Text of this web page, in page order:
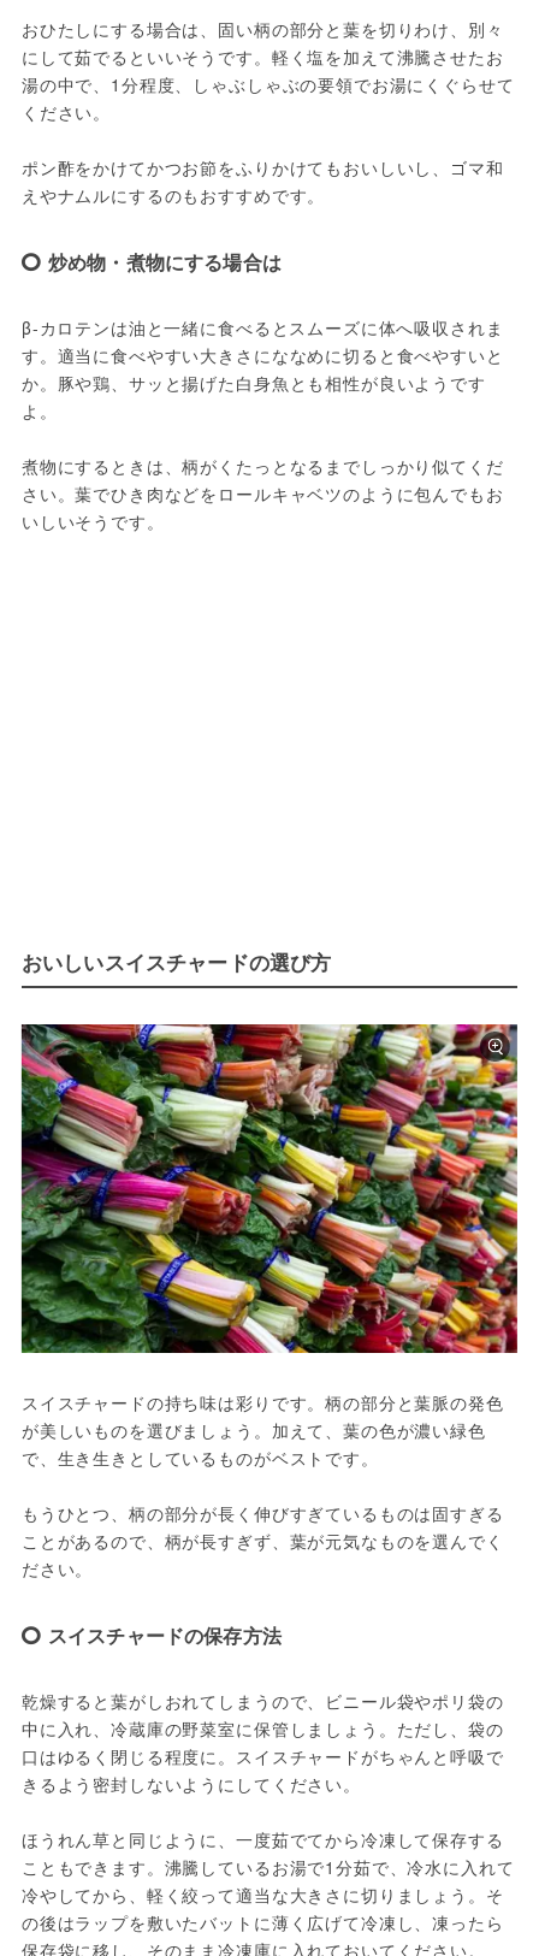
おひたしにする場合は、固い柄の部分と葉を切りわけ、別々
にして茹でるといいそうです。軽く塩を加えて沸騰させたお
湯の中で、1分程度、しゃぶしゃぶの要領でお湯にくぐらせて
ください。
ポン酢をかけてかつお節をふりかけてもおいしいし、ゴマ和
えやナムルにするのもおすすめです。
炒め物・煮物にする場合は
β-カロテンは油と一緒に食べるとスムーズに体へ吸収されま
す。適当に食べやすい大きさにななめに切ると食べやすいと
か。豚や鶏、サッと揚げた白身魚とも相性が良いようです
よ。
煮物にするときは、柄がくたっとなるまでしっかり似てくだ
さい。葉でひき肉などをロールキャベツのように包んでもお
いしいそうです。
おいしいスイスチャードの選び方
スイスチャードの持ち味は彩りです。柄の部分と葉脈の発色
が美しいものを選びましょう。加えて、葉の色が濃い緑色
で、生き生きとしているものがベストです。
もうひとつ、柄の部分が長く伸びすぎているものは固すぎる
ことがあるので、柄が長すぎず、葉が元気なものを選んでく
ださい。
スイスチャードの保存方法
乾燥すると葉がしおれてしまうので、ビニール袋やポリ袋の
中に入れ、冷蔵庫の野菜室に保管しましょう。ただし、袋の
口はゆるく閉じる程度に。スイスチャードがちゃんと呼吸で
きるよう密封しないようにしてください。
ほうれん草と同じように、一度茹でてから冷凍して保存する
こともできます。沸騰しているお湯で1分茹で、冷水に入れて
冷やしてから、軽く絞って適当な大きさに切りましょう。そ
の後はラップを敷いたバットに薄く広げて冷凍し、凍ったら
保存袋に移し、そのまま冷凍庫に入れておいてください。